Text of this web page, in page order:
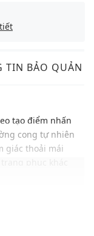
TIN BẢO QUẢN
tạo điểm nhấn
cong tự nhiên
giác thoải mái
tạo nét nữ tính